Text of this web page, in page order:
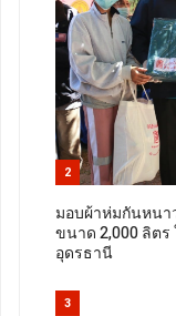
2
มอบผ้าห่มกันหนา
ขนาด 2,000 ลิต
อุดรธานี
3